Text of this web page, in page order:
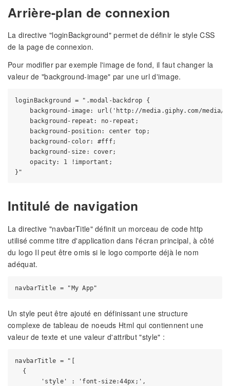
Arrière-plan de connexion
La directive "loginBackground" permet de définir le style CSS
de la page de connexion.
Pour modifier par exemple l'image de fond, il faut changer la
valeur de "background-image" par une url d'image.
loginBackground = ".modal-backdrop {
background-image: url('http://media.giphy.com/media/
    background-repeat: no-repeat;
    background-position: center top;
    background-color: #fff;
    background-size: cover;
    opacity: 1 !important;
Intitulé de navigation
La directive "navbarTitle" définit un morceau de code http
utilisé comme titre d'application dans l'écran principal, à côté
du logo Il peut être omis si le logo comporte déjà le nom
adéquat.
Un style peut être ajouté en définissant une structure
complexe de tableau de noeuds Html qui contiennent une
valeur de texte et une valeur d'attribut "style" :
navbarTitle = "[
  {
       'style' : 'font-size:44px;',